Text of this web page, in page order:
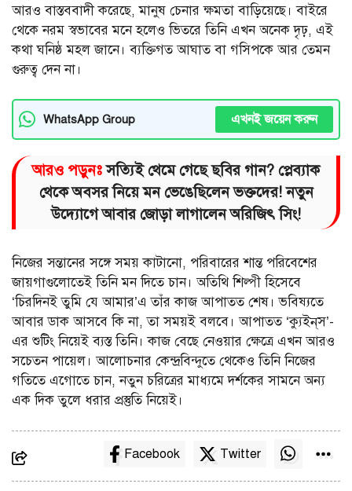
আরও বাস্তববাদী করেছে, মানুষ চেনার ক্ষমতা বাড়িয়েছে। বাইরে
থেকে নরম স্বভাবের মনে হলেও ভিতরে তিনি এখন অনেক দৃঢ়, এই
কথা ঘনিষ্ঠ মহল জানে। ব্যক্তিগত আঘাত বা গসিপকে আর তেমন
গুরুত্ব দেন না।
WhatsApp Group এখনই জয়েন করুন
আরও পড়ুনঃসত্যিই থেমে গেছে ছবির গান? প্লেব্যাক
থেকে অবসর নিয়ে মন ভেঙেছিলেন ভক্তদের! নতুন
উদ্যোগে আবার জোড়া লাগালেন অরিজিৎ সিং!
নিজের সন্তানের সঙ্গে সময় কাটানো, পরিবারের শান্ত পরিবেশের
জায়গাগুলোতেই তিনি মন দিতে চান। অতিথি শিল্পী হিসেবে
‘চিরদিনই তুমি যে আমার’এ তাঁর কাজ আপাতত শেষ। ভবিষ্যতে
আবার ডাক আসবে কি না, তা সময়ই বলবে। আপাতত ‘ক্যুইন্‌স’-
এর শুটিং নিয়েই ব্যস্ত তিনি। কাজ বেছে নেওয়ার ক্ষেত্রে এখন আরও
সচেতন পায়েল। আলোচনার কেন্দ্রবিন্দুতে থেকেও তিনি নিজের
গতিতে এগোতে চান, নতুন চরিত্রের মাধ্যমে দর্শকের সামনে অন্য
এক দিক তুলে ধরার প্রস্তুতি নিয়েই।
Facebook Twitter